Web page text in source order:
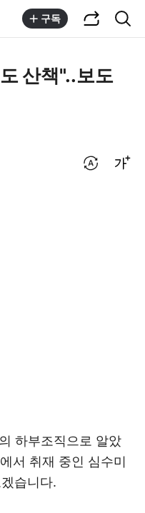
구독
산책"..보도
하부조직으로 알았
서 취재 중인 심수미
습니다.